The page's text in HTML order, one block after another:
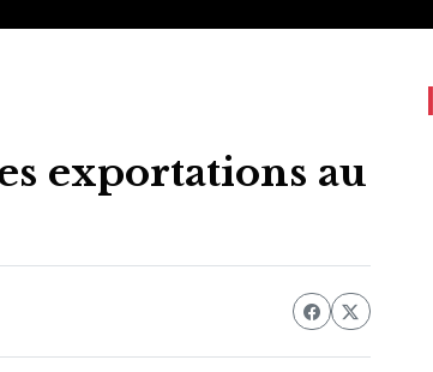
exportations au